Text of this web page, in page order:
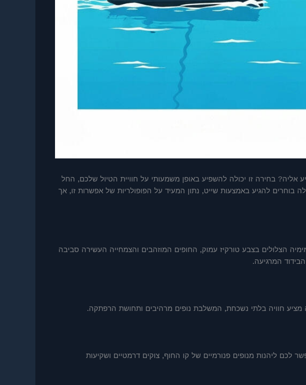
בחירה זו יכולה להשפיע באופן משמעותי על חוויית הטיול שלכם, החל
שתחוו. בממוצע, כ-70% מהמבקרים בלגונה הכחולה בוחרים להגיע באמצעות שייט, נתון המעיד על הפופולריות של אפשרות זו, אך
הצלולים בצבע טורקיז עמוק, החופים המוזהבים והצמחייה העשירה סביבה
המרגיעה.
מציע חוויה בלתי נשכחת, המשלבת נופים מרהיבים ותחושת הרפתקה.
ליהנות מנופים פנורמיים של קו החוף, צוקים דרמטיים ושקיעות